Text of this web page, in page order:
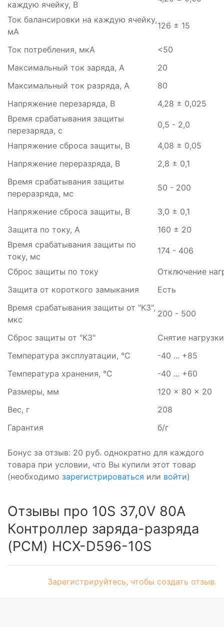
каждую ячейку, В
Ток балансировки на каждую ячейку,
мА
126 ± 15
Ток потребления, мкА
<50
Максимальный ток заряда, А
20
Максимальный ток разряда, А
80
Напряжение перезаряда, В
4,28 ± 0,025
Время срабатывания защиты
перезаряда, с
0,5 - 2,0
Напряжение сброса защиты, В
4,08 ± 0,05
Напряжение переразряда, В
2,8 ± 0,1
Время срабатывания защиты
переразряда, мс
50 - 200
Напряжение сброса защиты, В
3,0 ± 0,1
Защита по току, А
160 ± 20
Время срабатывания защиты по
току, мс
174 - 406
Сброс защиты по току
Отключение
Защита от короткого замыкания
Есть
Время срабатывания защиты от "КЗ",
мкс
200 - 500
Сброс защиты от "КЗ"
Снятие нагрузки
Температура эксплуатации, °С
-40 ... +85
Температура хранения, °С
-40 ... +60
Размеры, мм
120 x 80 x 20
Вес, г
208
Гарантия
б/г
Бонус за отзыв: 20 руб. однократно для каждого
товара при условии, что Вы купили этот товар
(необходимо зарегистрироваться или войти)
Отзывы про 10S 37,0V 80A
Контроллер заряда-разряда
(PCM) HCX-D596-10S
Зарегистрируйтесь, чтобы создать отзыв.